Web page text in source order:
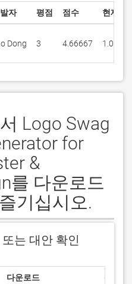
자 평점 점수 현재 버
Dong 3 4.66667 1.0
Logo Swag
for
&
를 다운로드
기십시오.
는 대안 확인
다운로드 평점